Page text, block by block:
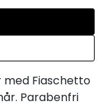
med Fiaschetto
Parabenfri